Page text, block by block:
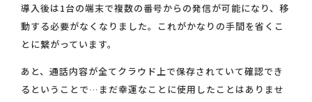
導入後は1台の端末で複数の番号からの発信が可能になり、移
動する必要がなくなりました。これがかなりの手間を省くこ
とに繋がっています。
あと、通話内容が全てクラウド上で保存されていて確認でき
るということで…まだ幸運なことに使用したことはありませ